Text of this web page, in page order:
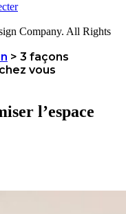
Company. All Rights
> 3 façons
vous
l’espace